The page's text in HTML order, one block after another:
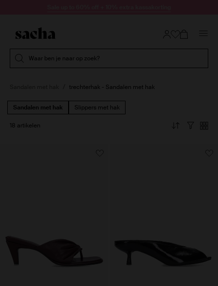
Waar ben je naar op zoek?
trechterhak - Sandalen met hak
Sandalen met hak Slippers met hak
18 artikelen